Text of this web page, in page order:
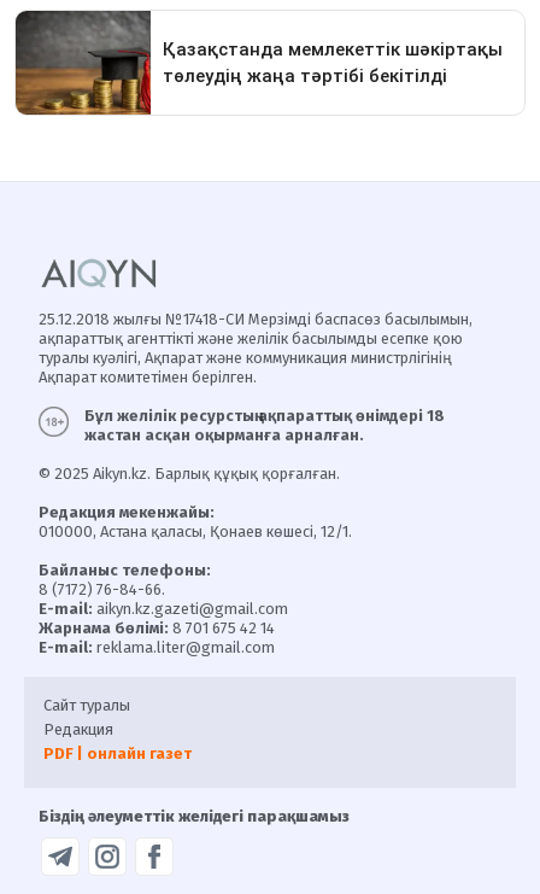
25.12.2018 жылғы №17418-СИ Мерзімді баспасөз басылымын,
ақпараттық агенттікті және желілік басылымды есепке қою
туралы куәлігі, Ақпарат және коммуникация министрлігінің
Ақпарат комитетімен берілген.
Бұл желілік ресурстың ақпараттық өнімдері 18
жастан асқан оқырманға арналған.
© 2025 Aikyn.kz. Барлық құқық қорғалған.
Редакция мекенжайы:
010000, Астана қаласы, Қонаев көшесі, 12/1.
Байланыс телефоны:
8 (7172) 76-84-66.
E-mail: aikyn.kz.gazeti@gmail.com
Жарнама бөлімі: 8 701 675 42 14
E-mail: reklama.liter@gmail.com
Сайт туралы
Редакция
PDF | онлайн газет
Біздің әлеуметтік желідегі парақшамыз